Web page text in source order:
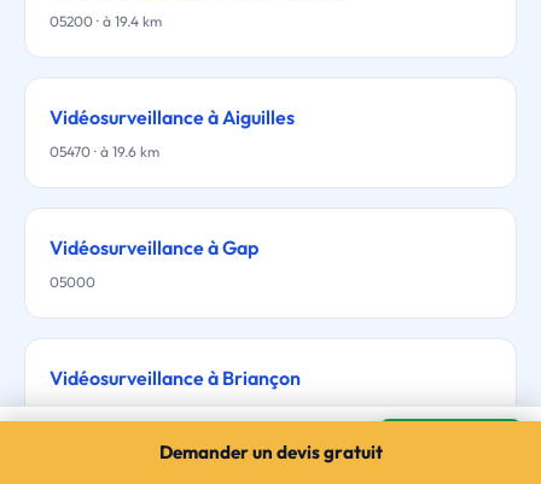
05200 · à 19.4 km
Vidéosurveillance à Aiguilles
05470 · à 19.6 km
Vidéosurveillance à Gap
05000
Vidéosurveillance à Briançon
05100
3 devis gratuits · sans engagementDemander un devis gratuit